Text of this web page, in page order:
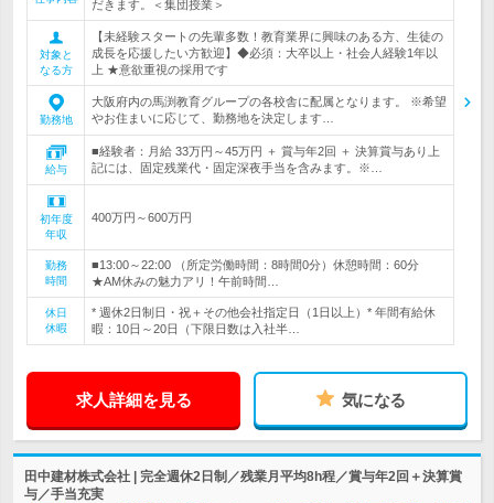
だきます。＜集団授業＞
対象と
なる方
【未経験スタートの先輩多数！教育業界に興味のある方、生徒の
成長を応援したい方歓迎】◆必須：大卒以上・社会人経験1年以
上 ★意欲重視の採用です
勤務地
大阪府内の馬渕教育グループの各校舎に配属となります。 ※希望
やお住まいに応じて、勤務地を決定します…
給与
■経験者：月給 33万円～45万円 ＋ 賞与年2回 ＋ 決算賞与あり上
記には、固定残業代・固定深夜手当を含みます。※…
初年度
年収
400万円～600万円
勤務
時間
■13:00～22:00 （所定労働時間：8時間0分）休憩時間：60分
★AM休みの魅力アリ！午前時間…
休日
休暇
* 週休2日制日・祝＋その他会社指定日（1日以上）* 年間有給休
暇：10日～20日（下限日数は入社半…
求人詳細を見る 気になる
田中建材株式会社 | 完全週休2日制／残業月平均8h程／賞与年2回＋決算賞
与／手当充実